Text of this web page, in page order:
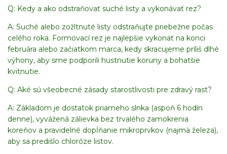
Q: Kedy a ako odstraňovať suché listy a vykonávať rez?
A: Suché alebo zožltnuté listy odstraňujte priebežne počas
celého roka. Formovací rez je najlepšie vykonať na konci
februára alebo začiatkom marca, kedy skracujeme príliš dlhé
výhony, aby sme podporili hustnutie koruny a bohatšie
kvitnutie.
Q: Aké sú všeobecné zásady starostlivosti pre zdravý rast?
A: Základom je dostatok priameho slnka (aspoň 6 hodín
denne), vyvážená zálievka bez trvalého zamokrenia
koreňov a pravidelné dopĺňanie mikroprvkov (najmä železa),
aby sa predišlo chloróze listov.